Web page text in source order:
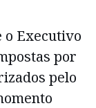
o Executivo
por
pelo